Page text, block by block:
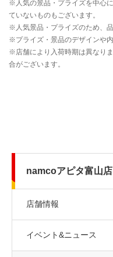
namcoアピタ富山店
店舗情報
イベント&ニュース